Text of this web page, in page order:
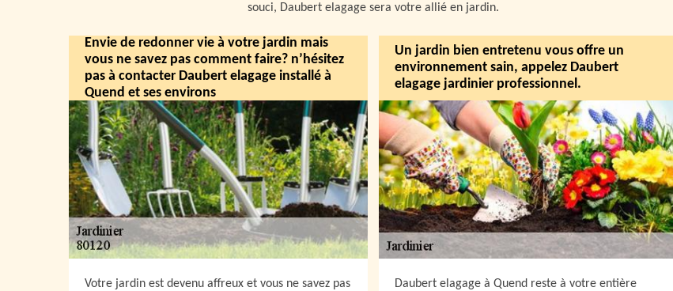
souci, Daubert elagage sera votre allié en jardin.
Envie de redonner vie à votre jardin mais
vous ne savez pas comment faire? n’hésitez
pas à contacter Daubert elagage installé à
Quend et ses environs
Votre jardin est devenu affreux et vous ne savez pas
Un jardin bien entretenu vous offre un
environnement sain, appelez Daubert
elagage jardinier professionnel.
Daubert elagage à Quend reste à votre entière